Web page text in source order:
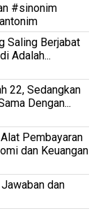
#sinonim
Saling Berjabat
Adalah...
22, Sedangkan
Dengan...
Pembayaran
dan Keuangan
dan